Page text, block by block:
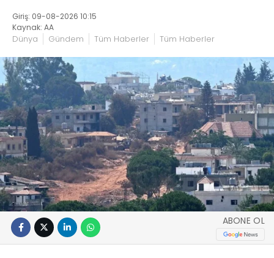
Giriş: 09-08-2026 10:15
Kaynak: AA
Dünya Gündem Tüm Haberler Tüm Haberler
ABONE OL